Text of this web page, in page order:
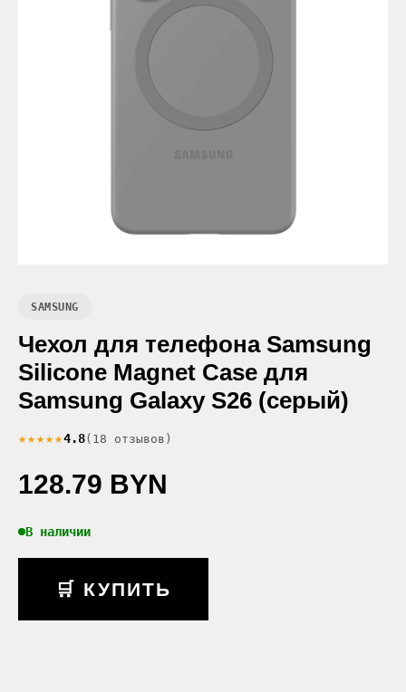
SAMSUNG
Чехол для телефона Samsung
Silicone Magnet Case для
Samsung Galaxy S26 (серый)
★★★★★4.8(18 отзывов)
128.79 BYN
В наличии
🛒 КУПИТЬ